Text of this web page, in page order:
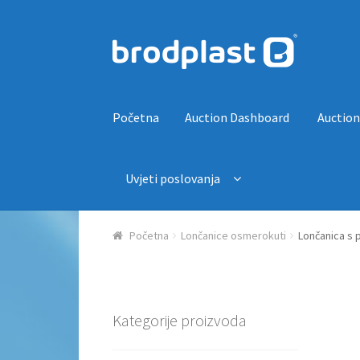
Preskoči na navigaciju
Skoči do sadržaja
Početna Auction Dashboard
Uvjeti poslovanja
PočetnaAuction DashboardAuctions
Početna Lončanice osmerokuti Lončanica s
Kategorije proizvoda